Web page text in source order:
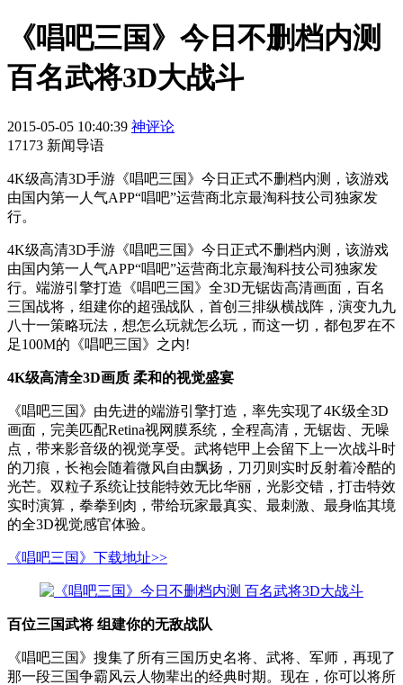
《唱吧三国》今日不删档内测
百名武将3D大战斗
2015-05-05 10:40:39 神评论
17173 新闻导语
​4K级高清3D手游《唱吧三国》今日正式不删档内测，该游戏
由国内第一人气APP“唱吧”运营商北京最淘科技公司独家发
行。
4K级高清3D手游《唱吧三国》今日正式不删档内测，该游戏
由国内第一人气APP“唱吧”运营商北京最淘科技公司独家发
行。端游引擎打造《唱吧三国》全3D无锯齿高清画面，百名
三国战将，组建你的超强战队，首创三排纵横战阵，演变九九
八十一策略玩法，想怎么玩就怎么玩，而这一切，都包罗在不
足100M的《唱吧三国》之内!
4K级高清全3D画质 柔和的视觉盛宴
《唱吧三国》由先进的端游引擎打造，率先实现了4K级全3D
画面，完美匹配Retina视网膜系统，全程高清，无锯齿、无噪
点，带来影音级的视觉享受。武将铠甲上会留下上一次战斗时
的刀痕，长袍会随着微风自由飘扬，刀刃则实时反射着冷酷的
光芒。双粒子系统让技能特效无比华丽，光影交错，打击特效
实时演算，拳拳到肉，带给玩家最真实、最刺激、最身临其境
的全3D视觉感官体验。
《唱吧三国》下载地址>>
百位三国武将 组建你的无敌战队
《唱吧三国》搜集了所有三国历史名将、武将、军师，再现了
那一段三国争霸风云人物辈出的经典时期。现在，你可以将所